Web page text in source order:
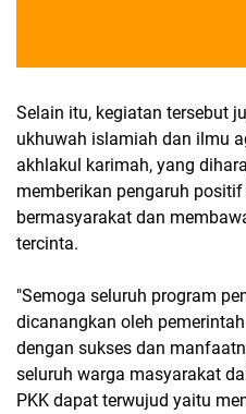
Selain itu, kegiatan tersebut
ukhuwah islamiah dan ilmu
akhlakul karimah, yang
memberikan pengaruh
bermasyarakat dan
tercinta.
"Semoga seluruh program
dicanangkan oleh
dengan sukses dan
seluruh warga masyarakat
PKK dapat terwujud yaitu